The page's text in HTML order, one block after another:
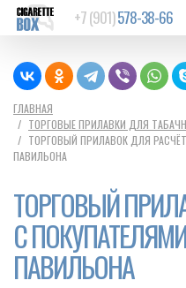
+7 (901)578-38-66
ГЛАВНАЯ
ТОРГОВЫЕ ПРИЛАВКИ ДЛЯ
ТОРГОВЫЙ ПРИЛАВОК ДЛЯ
ПАВИЛЬОНА
ТОРГОВЫЙ
С
ПАВИЛЬОНА